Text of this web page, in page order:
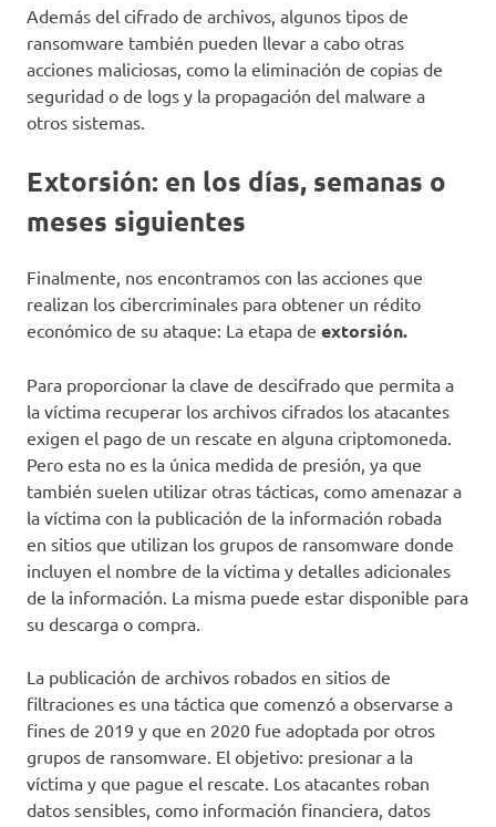
Además del cifrado de archivos, algunos tipos de
ransomware también pueden llevar a cabo otras
acciones maliciosas, como la eliminación de copias de
seguridad o de logs y la propagación del malware a
otros sistemas.
Extorsión: en los días, semanas o
meses siguientes
Finalmente, nos encontramos con las acciones que
realizan los cibercriminales para obtener un rédito
económico de su ataque: La etapa de extorsión.
Para proporcionar la clave de descifrado que permita a
la víctima recuperar los archivos cifrados los atacantes
exigen el pago de un rescate en alguna criptomoneda.
Pero esta no es la única medida de presión, ya que
también suelen utilizar otras tácticas, como amenazar a
la víctima con la publicación de la información robada
en sitios que utilizan los grupos de ransomware donde
incluyen el nombre de la víctima y detalles adicionales
de la información. La misma puede estar disponible para
su descarga o compra.
La publicación de archivos robados en sitios de
filtraciones es una táctica que comenzó a observarse a
fines de 2019 y que en 2020 fue adoptada por otros
grupos de ransomware. El objetivo: presionar a la
víctima y que pague el rescate. Los atacantes roban
datos sensibles, como información financiera, datos